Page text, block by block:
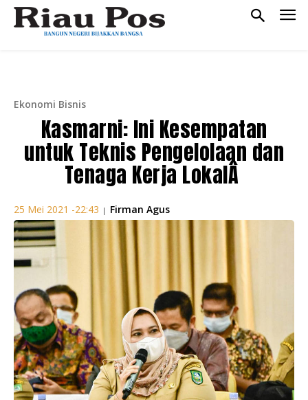
Ekonomi Bisnis
Kasmarni: Ini Kesempatan
untuk Teknis Pengelolaan dan
Tenaga Kerja LokalÂ
25 Mei 2021 -22:43 | Firman Agus